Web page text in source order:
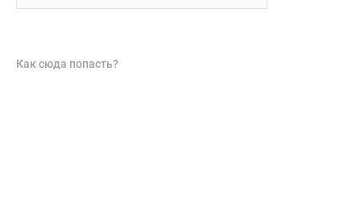
Как сюда попасть?